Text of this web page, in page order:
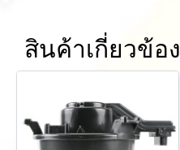
สินค้าเกี่ยวข้อง